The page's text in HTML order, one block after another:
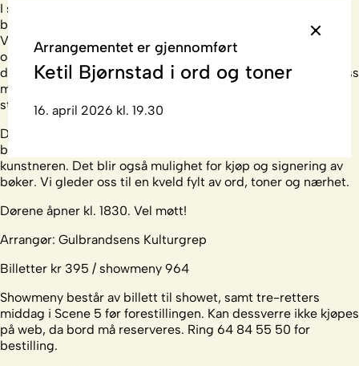
I samtale med Knut Gørvell får vi et unikt innblikk i arbeidet
bak den nye romanen, tankene som ligger til grunn for hele
Vendepunkt-prosjektet, og refleksjoner rundt Bjørnstads
omfattende forfatterskap. Men kvelden avsluttes ikke med
dette. Ketil Bjørnstad vil også sette seg ved pianoet og gi oss
musikalske øyeblikk som bare han kan skape – nært,
stemningsfullt og personlig.
Dette blir en uformell og varm kulturkveld i Connect, hvor
baren er åpen og stemningen inviterer til et ekte møte med
kunstneren. Det blir også mulighet for kjøp og signering av
bøker. Vi gleder oss til en kveld fylt av ord, toner og nærhet.
Dørene åpner kl. 1830. Vel møtt!
Arrangør: Gulbrandsens Kulturgrep
Billetter kr 395 / showmeny 964
Showmeny består av billett til showet, samt tre-retters
middag i Scene 5 før forestillingen. Kan dessverre ikke kjøpes
på web, da bord må reserveres. Ring 64 84 55 50 for
bestilling.
Arrangementet er gjennomført
Ketil Bjørnstad i ord og toner
16. april 2026 kl. 19.30